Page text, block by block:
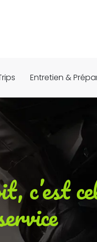
Entretien &
c’est